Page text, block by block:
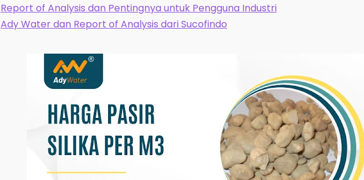
Report of Analysis dan Pentingnya untuk Pengguna Industri
Ady Water dan Report of Analysis dari Sucofindo